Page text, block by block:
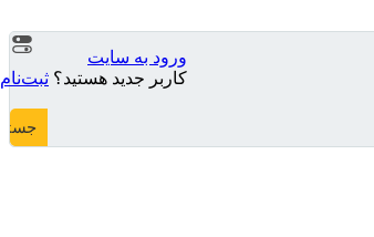
ورود به سایت
کاربر جدید هستید؟ ثبت‌نام